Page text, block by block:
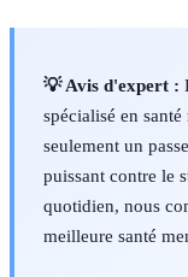
💡 Avis d'expert :
spécialisé en
seulement un
puissant contre le
quotidien, nous
meilleure santé